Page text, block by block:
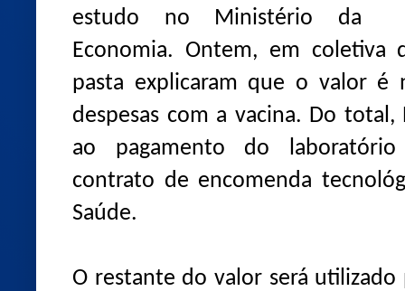
estudo no Ministério da
Economia. Ontem, em coletiva
pasta explicaram que o valor é
despesas com a vacina. Do
ao pagamento do laboratório
contrato de encomenda
Saúde.
O restante do valor será utilizado